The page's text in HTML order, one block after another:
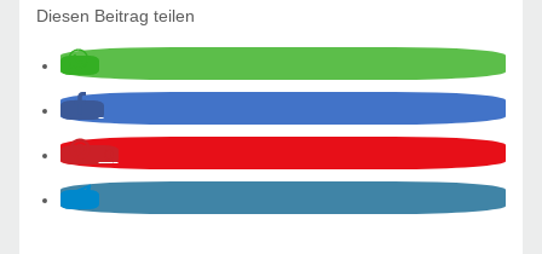
Diesen Beitrag teilen